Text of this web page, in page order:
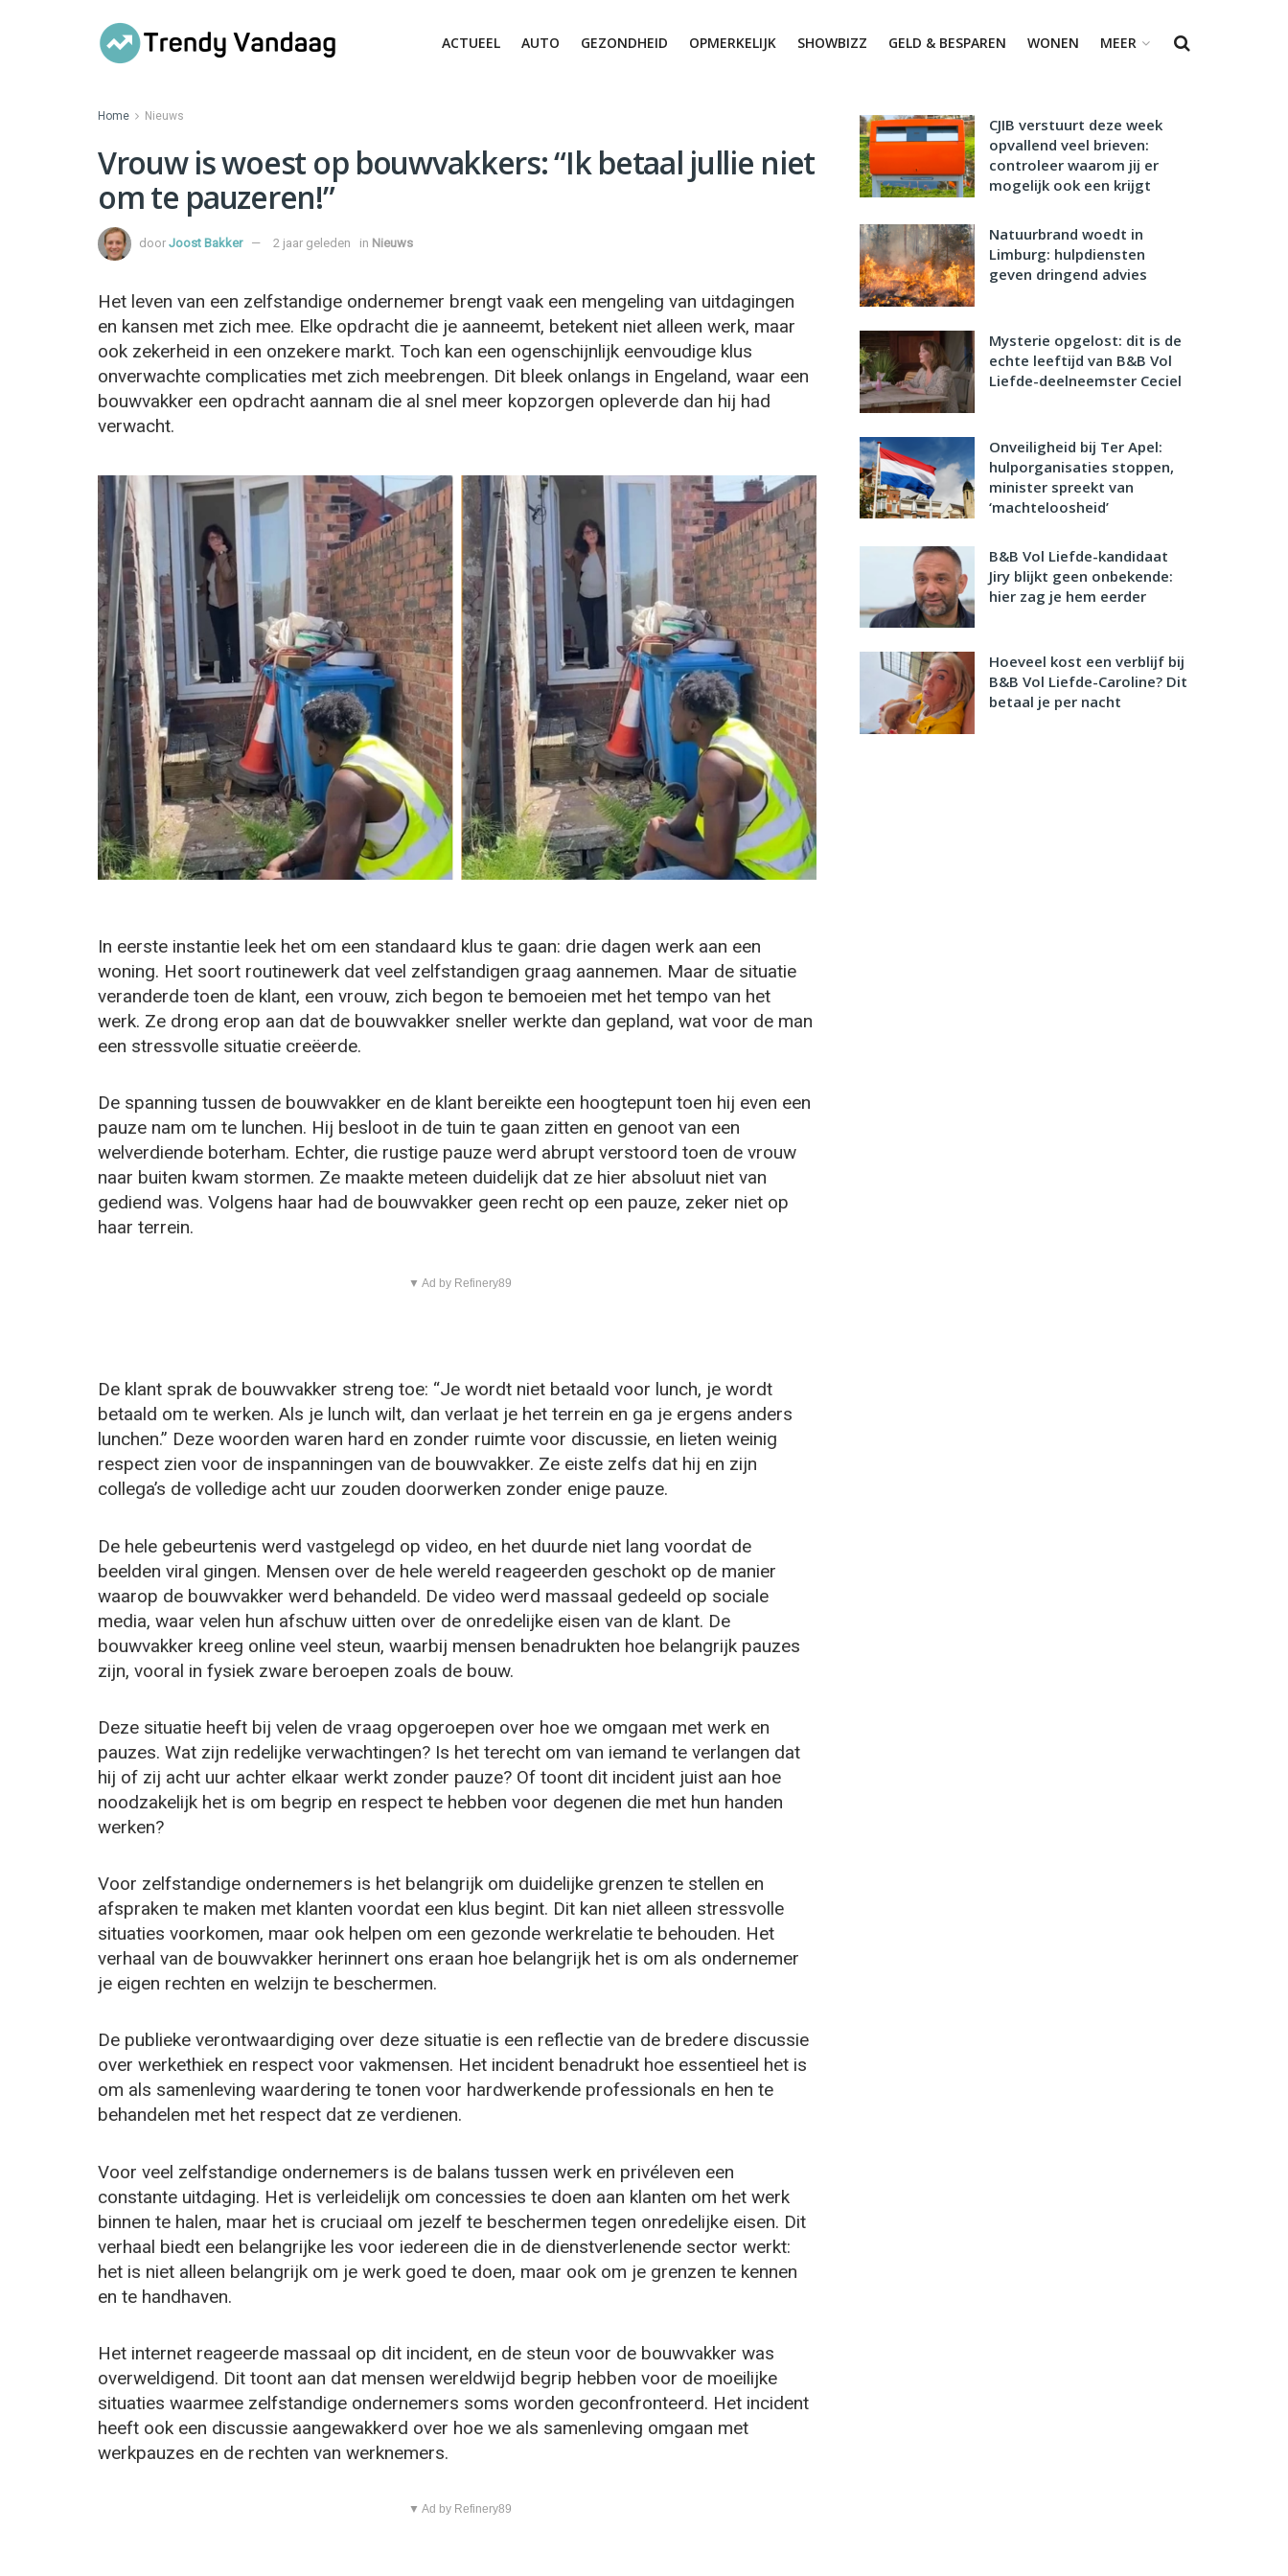
ACTUEEL AUTO GEZONDHEID OPMERKELIJK SHOWBIZZ GELD & BESPAREN WONEN MEER
Home Nieuws
Vrouw is woest op bouwvakkers: “Ik betaal jullie niet
om te pauzeren!”
door Joost Bakker 2 jaar geleden in Nieuws
Het leven van een zelfstandige ondernemer brengt vaak een mengeling van uitdagingen
en kansen met zich mee. Elke opdracht die je aanneemt, betekent niet alleen werk, maar
ook zekerheid in een onzekere markt. Toch kan een ogenschijnlijk eenvoudige klus
onverwachte complicaties met zich meebrengen. Dit bleek onlangs in Engeland, waar een
bouwvakker een opdracht aannam die al snel meer kopzorgen opleverde dan hij had
verwacht.
In eerste instantie leek het om een standaard klus te gaan: drie dagen werk aan een
woning. Het soort routinewerk dat veel zelfstandigen graag aannemen. Maar de situatie
veranderde toen de klant, een vrouw, zich begon te bemoeien met het tempo van het
werk. Ze drong erop aan dat de bouwvakker sneller werkte dan gepland, wat voor de man
een stressvolle situatie creëerde.
De spanning tussen de bouwvakker en de klant bereikte een hoogtepunt toen hij even een
pauze nam om te lunchen. Hij besloot in de tuin te gaan zitten en genoot van een
welverdiende boterham. Echter, die rustige pauze werd abrupt verstoord toen de vrouw
naar buiten kwam stormen. Ze maakte meteen duidelijk dat ze hier absoluut niet van
gediend was. Volgens haar had de bouwvakker geen recht op een pauze, zeker niet op
haar terrein.
▼ Ad by Refinery89
De klant sprak de bouwvakker streng toe: “Je wordt niet betaald voor lunch, je wordt
betaald om te werken. Als je lunch wilt, dan verlaat je het terrein en ga je ergens anders
lunchen.” Deze woorden waren hard en zonder ruimte voor discussie, en lieten weinig
respect zien voor de inspanningen van de bouwvakker. Ze eiste zelfs dat hij en zijn
collega’s de volledige acht uur zouden doorwerken zonder enige pauze.
De hele gebeurtenis werd vastgelegd op video, en het duurde niet lang voordat de
beelden viral gingen. Mensen over de hele wereld reageerden geschokt op de manier
waarop de bouwvakker werd behandeld. De video werd massaal gedeeld op sociale
media, waar velen hun afschuw uitten over de onredelijke eisen van de klant. De
bouwvakker kreeg online veel steun, waarbij mensen benadrukten hoe belangrijk pauzes
zijn, vooral in fysiek zware beroepen zoals de bouw.
Deze situatie heeft bij velen de vraag opgeroepen over hoe we omgaan met werk en
pauzes. Wat zijn redelijke verwachtingen? Is het terecht om van iemand te verlangen dat
hij of zij acht uur achter elkaar werkt zonder pauze? Of toont dit incident juist aan hoe
noodzakelijk het is om begrip en respect te hebben voor degenen die met hun handen
werken?
Voor zelfstandige ondernemers is het belangrijk om duidelijke grenzen te stellen en
afspraken te maken met klanten voordat een klus begint. Dit kan niet alleen stressvolle
situaties voorkomen, maar ook helpen om een gezonde werkrelatie te behouden. Het
verhaal van de bouwvakker herinnert ons eraan hoe belangrijk het is om als ondernemer
je eigen rechten en welzijn te beschermen.
De publieke verontwaardiging over deze situatie is een reflectie van de bredere discussie
over werkethiek en respect voor vakmensen. Het incident benadrukt hoe essentieel het is
om als samenleving waardering te tonen voor hardwerkende professionals en hen te
behandelen met het respect dat ze verdienen.
Voor veel zelfstandige ondernemers is de balans tussen werk en privéleven een
constante uitdaging. Het is verleidelijk om concessies te doen aan klanten om het werk
binnen te halen, maar het is cruciaal om jezelf te beschermen tegen onredelijke eisen. Dit
verhaal biedt een belangrijke les voor iedereen die in de dienstverlenende sector werkt:
het is niet alleen belangrijk om je werk goed te doen, maar ook om je grenzen te kennen
en te handhaven.
Het internet reageerde massaal op dit incident, en de steun voor de bouwvakker was
overweldigend. Dit toont aan dat mensen wereldwijd begrip hebben voor de moeilijke
situaties waarmee zelfstandige ondernemers soms worden geconfronteerd. Het incident
heeft ook een discussie aangewakkerd over hoe we als samenleving omgaan met
werkpauzes en de rechten van werknemers.
▼ Ad by Refinery89
CJIB verstuurt deze week
opvallend veel brieven:
controleer waarom jij er
mogelijk ook een krijgt
Natuurbrand woedt in
Limburg: hulpdiensten
geven dringend advies
Mysterie opgelost: dit is de
echte leeftijd van B&B Vol
Liefde-deelneemster Ceciel
Onveiligheid bij Ter Apel:
hulporganisaties stoppen,
minister spreekt van
‘machteloosheid’
B&B Vol Liefde-kandidaat
Jiry blijkt geen onbekende:
hier zag je hem eerder
Hoeveel kost een verblijf bij
B&B Vol Liefde-Caroline? Dit
betaal je per nacht